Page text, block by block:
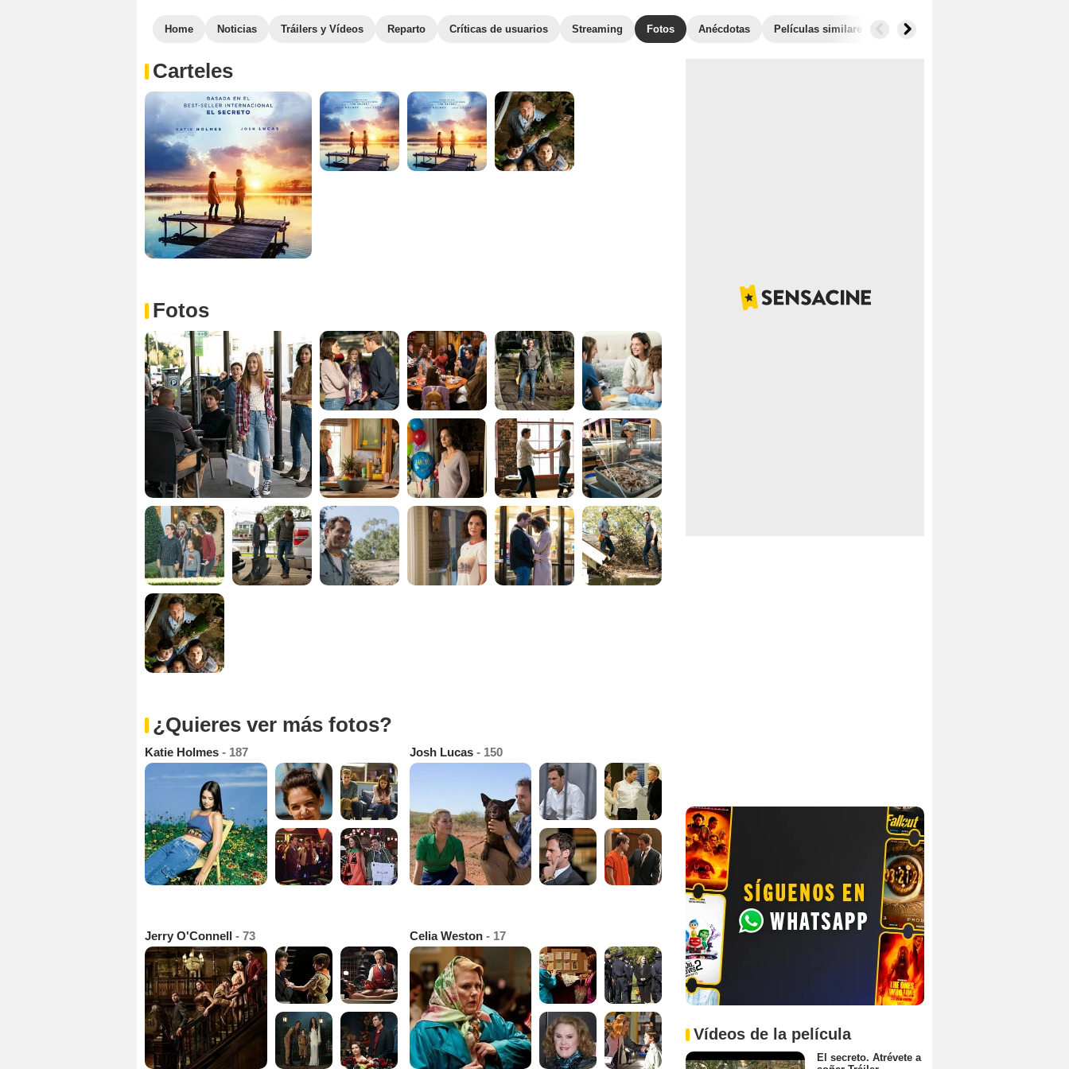
Home Noticias Tráilers y Vídeos Reparto Críticas de usuarios Streaming Fotos Anécdotas Películas similares
Carteles
Fotos
¿Quieres ver más fotos?
Katie Holmes - 187 Josh Lucas - 150
Jerry O'Connell - 73 Celia Weston - 17
Vídeos de la película
El secreto. Atrévete a